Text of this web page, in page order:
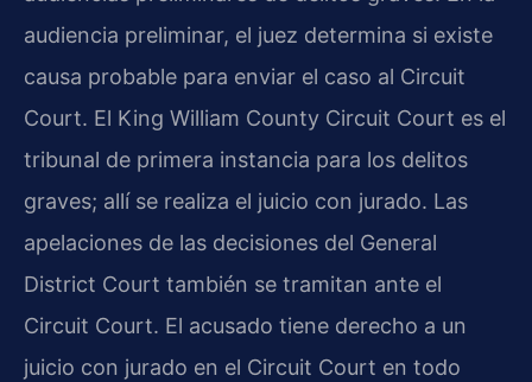
audiencia preliminar, el juez determina si existe
causa probable para enviar el caso al Circuit
Court. El King William County Circuit Court es el
tribunal de primera instancia para los delitos
graves; allí se realiza el juicio con jurado. Las
apelaciones de las decisiones del General
District Court también se tramitan ante el
Circuit Court. El acusado tiene derecho a un
juicio con jurado en el Circuit Court en todo